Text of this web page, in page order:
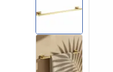
Душ кабини
Душ корита